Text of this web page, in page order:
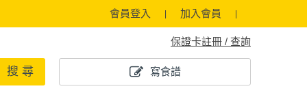
會員登入 加入會員
保證卡註冊 / 查詢
寫食譜
搜 尋